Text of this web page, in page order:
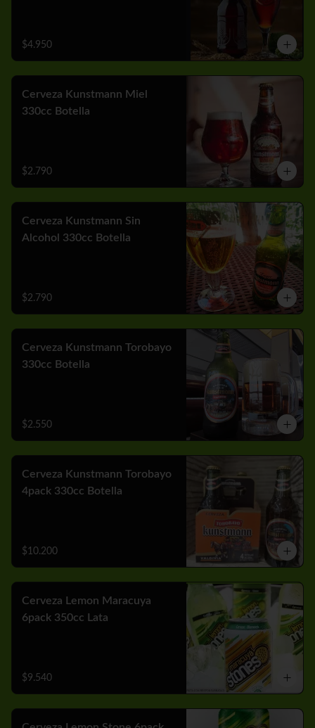
$4.950
Cerveza Kunstmann Miel
330cc Botella
$2.790
Cerveza Kunstmann Sin
Alcohol 330cc Botella
$2.790
Cerveza Kunstmann Torobayo
330cc Botella
$2.550
Cerveza Kunstmann Torobayo
4pack 330cc Botella
$10.200
Cerveza Lemon Maracuya
6pack 350cc Lata
$9.540